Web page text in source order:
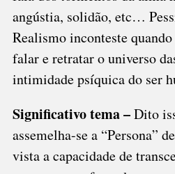
angústia, solidão, etc…
Realismo inconteste
falar e retratar o universo
intimidade psíquica do ser
Significativo tema –Dito
assemelha-se a “Persona”
vista a capacidade de